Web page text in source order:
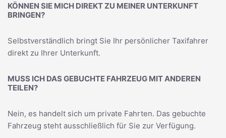
KÖNNEN SIE MICH DIREKT ZU MEINER UNTERKUNFT
BRINGEN?
Selbstverständlich bringt Sie Ihr persönlicher Taxifahrer
direkt zu Ihrer Unterkunft.
MUSS ICH DAS GEBUCHTE FAHRZEUG MIT ANDEREN
TEILEN?
Nein, es handelt sich um private Fahrten. Das gebuchte
Fahrzeug steht ausschließlich für Sie zur Verfügung.